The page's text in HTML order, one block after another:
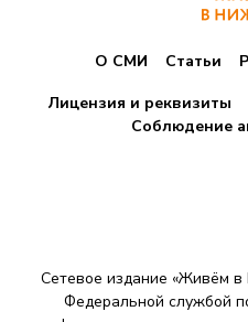
О СМИ Статьи
Лицензия и реквизиты
Соблюдение
Сетевое издание «Живём в
Федеральной службой